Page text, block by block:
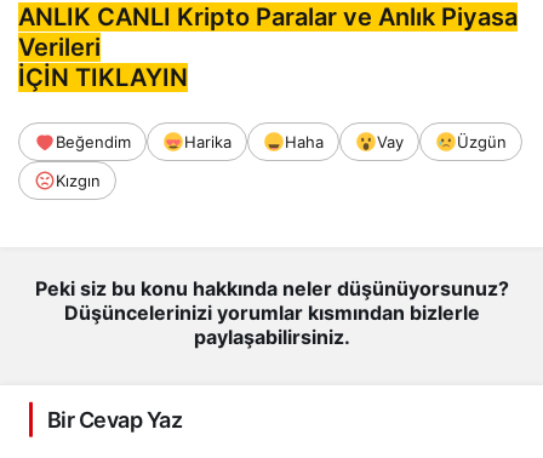
ANLIK CANLI Kripto Paralar ve Anlık Piyasa
Verileri
İÇİN TIKLAYIN
Beğendim Harika Haha Vay
Üzgün
Kızgın
Peki siz bu konu hakkında neler düşünüyorsunuz?
Düşüncelerinizi yorumlar kısmından bizlerle
paylaşabilirsiniz.
Bir Cevap Yaz